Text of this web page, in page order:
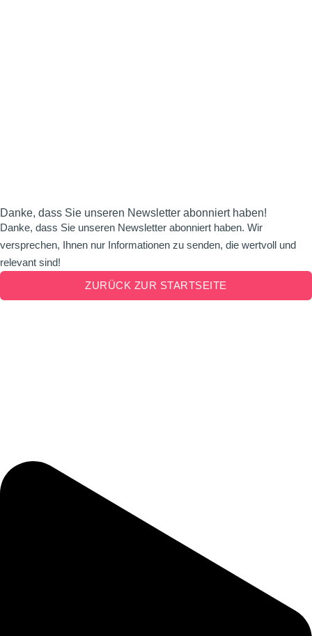
Danke, dass Sie unseren Newsletter abonniert haben!
Danke, dass Sie unseren Newsletter abonniert haben. Wir
versprechen, Ihnen nur Informationen zu senden, die wertvoll und
relevant sind!
ZURÜCK ZUR STARTSEITE